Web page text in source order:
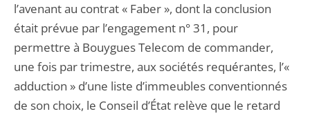
l’avenant au contrat « Faber », dont la conclusion
était prévue par l’engagement n° 31, pour
permettre à Bouygues Telecom de commander,
une fois par trimestre, aux sociétés requérantes, l’«
adduction » d’une liste d’immeubles conventionnés
de son choix, le Conseil d’État relève que le retard